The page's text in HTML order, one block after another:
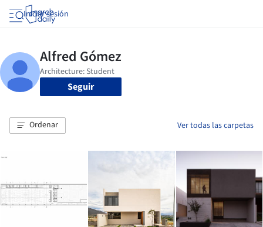
Iniciar sesión
Seguir
Ordenar Ver todas las carpetas